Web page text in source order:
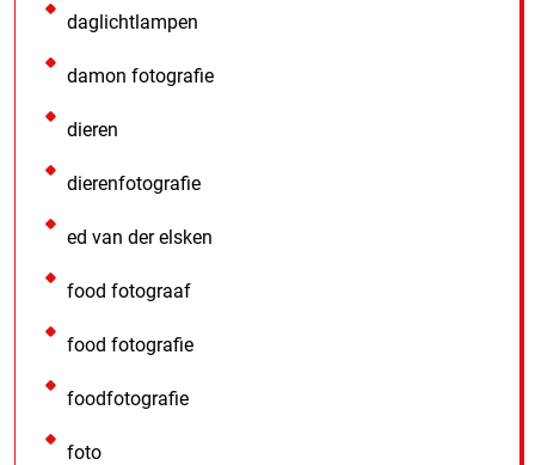
daglichtlampen
damon fotografie
dieren
dierenfotografie
ed van der elsken
food fotograaf
food fotografie
foodfotografie
foto